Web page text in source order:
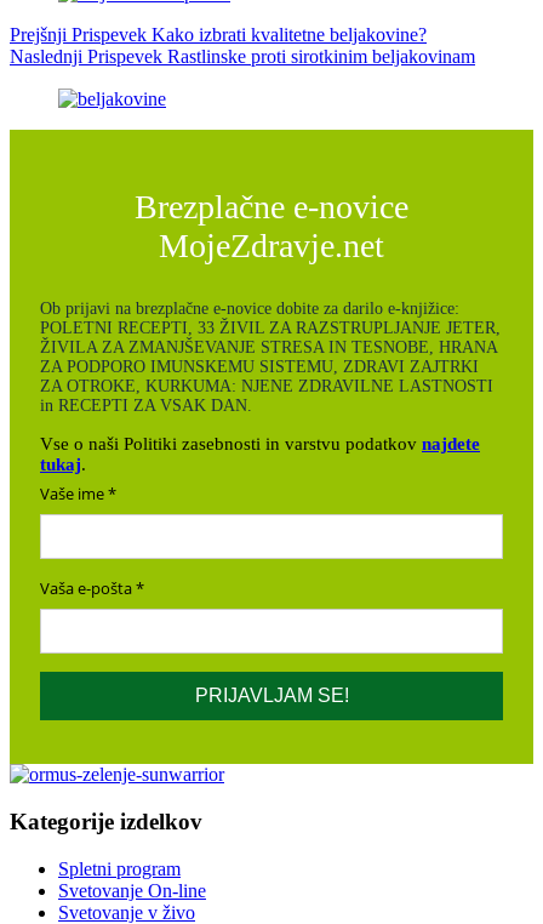
Prejšnji Prispevek Kako izbrati kvalitetne beljakovine?
Naslednji Prispevek Rastlinske proti sirotkinim beljakovinam
Brezplačne e-novice
MojeZdravje.net
Ob prijavi na brezplačne e-novice dobite za darilo e-knjižice:
POLETNI RECEPTI, 33 ŽIVIL ZA RAZSTRUPLJANJE JETER,
ŽIVILA ZA ZMANJŠEVANJE STRESA IN TESNOBE, HRANA
ZA PODPORO IMUNSKEMU SISTEMU, ZDRAVI ZAJTRKI
ZA OTROKE, KURKUMA: NJENE ZDRAVILNE LASTNOSTI
in RECEPTI ZA VSAK DAN.
Vse o naši Politiki zasebnosti in varstvu podatkov najdete
tukaj.
Vaše ime
Vaša e-pošta
PRIJAVLJAM SE!
Kategorije izdelkov
Spletni program
Svetovanje On-line
Svetovanje v živo